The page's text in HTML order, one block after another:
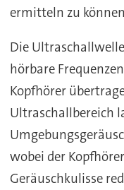
ermitteln zu
Die
hörbare
Kopfhörer
Ultraschallbereich
wobei der
Geräuschkulisse